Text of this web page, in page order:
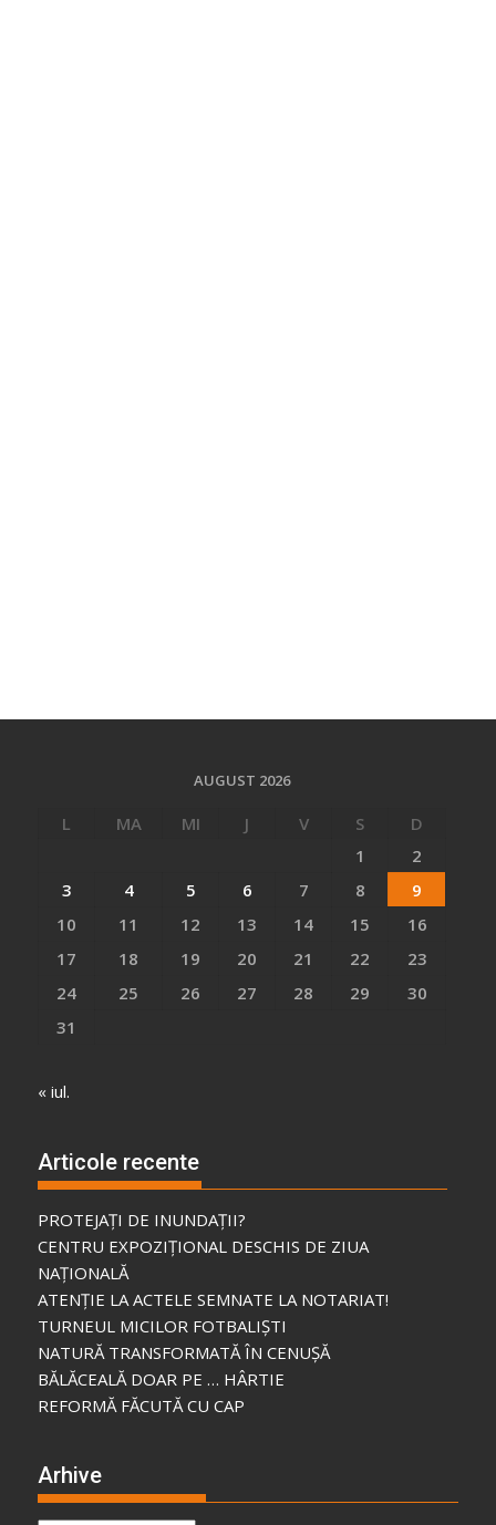
AUGUST 2026
L MA MI J V S
D
1
2
3
4 5 6 7 8
9
10
11 12 13 14 15
16
17
18 19 20 21 22
23
24
25 26 27 28 29
30
31
« iul.
Articole recente
PROTEJAȚI DE INUNDAȚII?
CENTRU EXPOZIȚIONAL DESCHIS DE ZIUA
NAȚIONALĂ
ATENȚIE LA ACTELE SEMNATE LA NOTARIAT!
TURNEUL MICILOR FOTBALIȘTI
NATURĂ TRANSFORMATĂ ÎN CENUȘĂ
BĂLĂCEALĂ DOAR PE … HÂRTIE
REFORMĂ FĂCUTĂ CU CAP
Arhive